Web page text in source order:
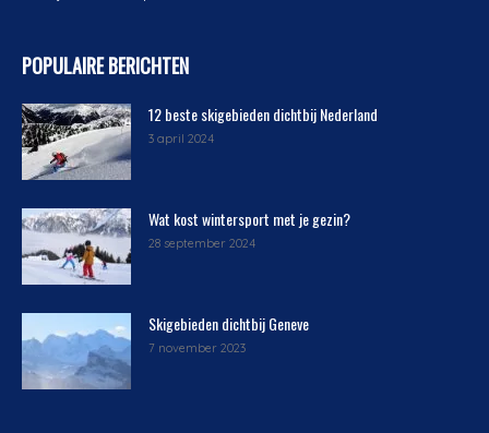
POPULAIRE BERICHTEN
12 beste skigebieden dichtbij Nederland
3 april 2024
Wat kost wintersport met je gezin?
28 september 2024
Skigebieden dichtbij Geneve
7 november 2023